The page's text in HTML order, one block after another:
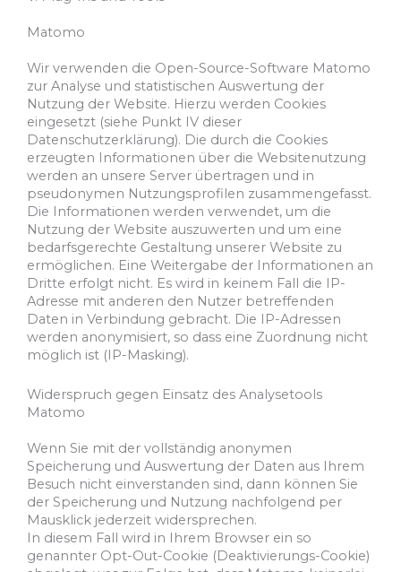
Matomo
Wir verwenden die Open-Source-Software Matomo
zur Analyse und statistischen Auswertung der
Nutzung der Website. Hierzu werden Cookies
eingesetzt (siehe Punkt IV dieser
Datenschutzerklärung). Die durch die Cookies
erzeugten Informationen über die Websitenutzung
werden an unsere Server übertragen und in
pseudonymen Nutzungsprofilen zusammengefasst.
Die Informationen werden verwendet, um die
Nutzung der Website auszuwerten und um eine
bedarfsgerechte Gestaltung unserer Website zu
ermöglichen. Eine Weitergabe der Informationen an
Dritte erfolgt nicht. Es wird in keinem Fall die IP-
Adresse mit anderen den Nutzer betreffenden
Daten in Verbindung gebracht. Die IP-Adressen
werden anonymisiert, so dass eine Zuordnung nicht
möglich ist (IP-Masking).
Widerspruch gegen Einsatz des Analysetools
Matomo
Wenn Sie mit der vollständig anonymen
Speicherung und Auswertung der Daten aus Ihrem
Besuch nicht einverstanden sind, dann können Sie
der Speicherung und Nutzung nachfolgend per
Mausklick jederzeit widersprechen.
In diesem Fall wird in Ihrem Browser ein so
genannter Opt-Out-Cookie (Deaktivierungs-Cookie)